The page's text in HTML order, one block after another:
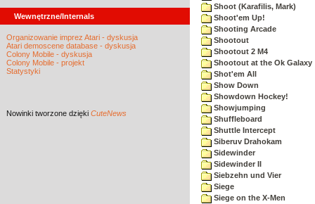
Wewnętrzne/Internals
Organizowanie imprez Atari - dyskusja
Atari demoscene database - dyskusja
Colony Mobile - dyskusja
Colony Mobile - projekt
Statystyki
Nowinki tworzone dzięki CuteNews
Shoot (Karafilis, Mark)
Shoot'em Up!
Shooting Arcade
Shootout
Shootout 2 M4
Shootout at the Ok Galaxy
Shot'em All
Show Down
Showdown Hockey!
Showjumping
Shuffleboard
Shuttle Intercept
Siberuv Drahokam
Sidewinder
Sidewinder II
Siebzehn und Vier
Siege
Siege on the X-Men